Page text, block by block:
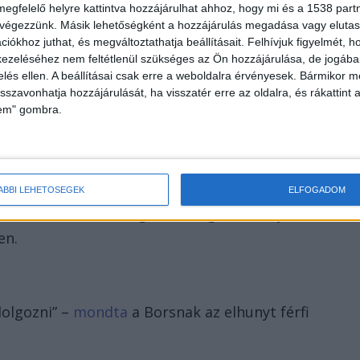
helyre kattintva hozzájárulhat ahhoz, hogy mi és a 1538
Másik lehetőségként a hozzájárulás megadása vagy
juthat, és megváltoztathatja beállításait. Felhívjuk figyelmét,
nem feltétlenül szükséges az Ön hozzájárulása, de
ellen. A beállításai csak erre a weboldalra érvényesek. Bármikor
hozzájárulását, ha visszatér erre az oldalra, és rákattint
gombra.
LEHETŐSÉGEK ELFOGADOM
voltunk együtt amikor Rácz Dénes edzője
Az erős fizikumú férfi képes lett volna
éles eszközzel szemben erőfölénye is
amit nehezen fogok feldolgozni. Sanyi! Köszönök
– mondta a Borsnak az elhunyt férfi